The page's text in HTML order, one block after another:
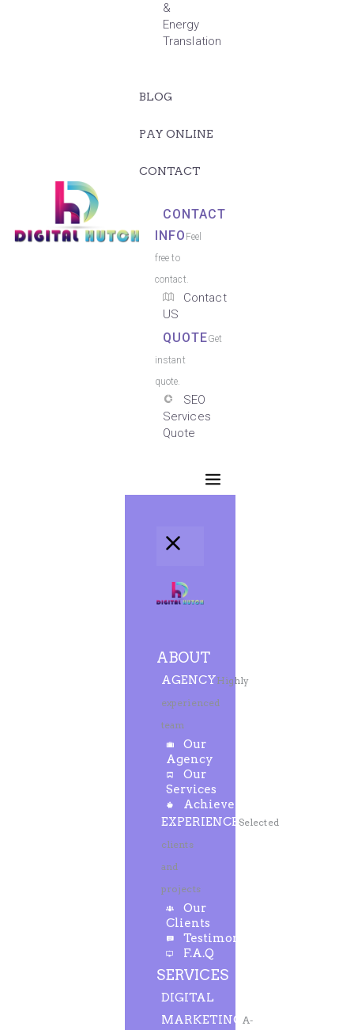
&
Energy
Translation
BLOG
PAY ONLINE
CONTACT
CONTACT
INFO Feel
free to
contact.
Contact
US
QUOTEGet
instant
quote.
SEO
Services
Quote
ABOUT
AGENCYHighly
experienced
team
Our
Agency
Our
Services
Achievements
EXPERIENCE Selected
clients
and
projects
Our
Clients
Testimonials
F.A.Q
SERVICES
DIGITAL
MARKETING A-